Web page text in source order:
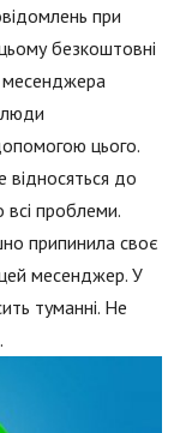
при
безкоштовні
месенджера
люди
цього.
відносяться до
проблеми.
припинила своє
месенджер. У
туманні. Не